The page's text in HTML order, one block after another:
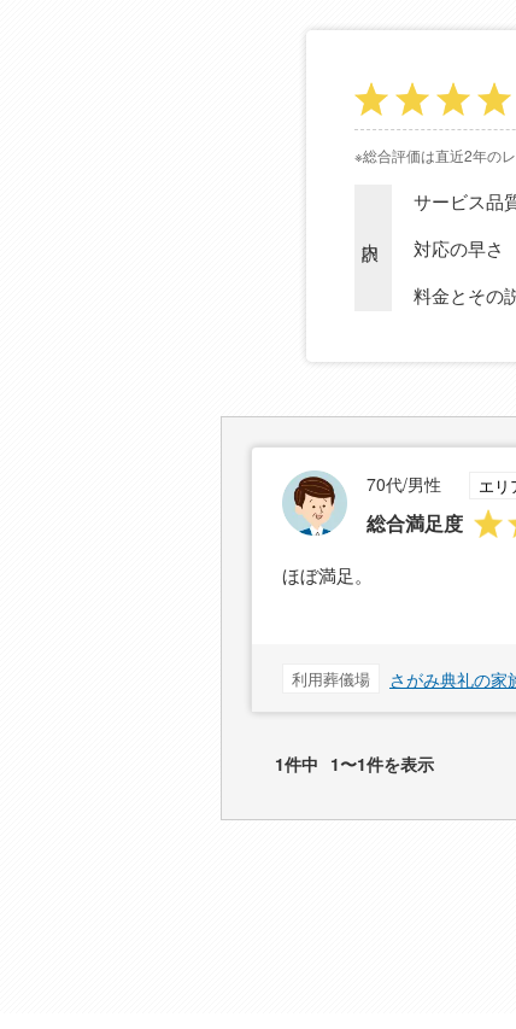
※総合評価は直近2年の
サービス品
対応の早さ
料金とその
70代/男性 エリ
総合満足度
ほぼ満足。
利用葬儀場 さがみ典礼の
1件中 1〜1件を表示